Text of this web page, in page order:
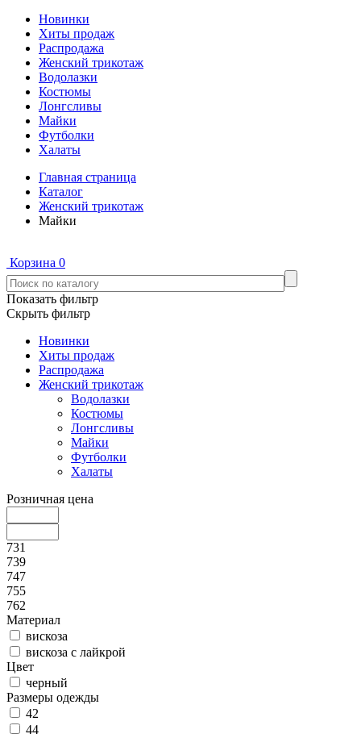
Новинки
Хиты продаж
Распродажа
Женский трикотаж
Водолазки
Костюмы
Лонгсливы
Майки
Футболки
Халаты
Главная страница
Каталог
Женский трикотаж
Майки
Корзина 0
Показать фильтр
Скрыть фильтр
Новинки
Хиты продаж
Распродажа
Женский трикотаж
Водолазки
Костюмы
Лонгсливы
Майки
Футболки
Халаты
Розничная цена
731
739
747
755
762
Материал
вискоза
вискоза с лайкрой
Цвет
черный
Размеры одежды
42
44